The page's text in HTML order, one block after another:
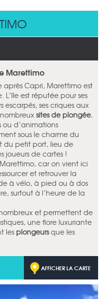
Marettimo
après Capri, Marettimo est
est réputée pour ses
escarpés, ses criques aux
sites de plongée.
ou d’animations
sous le charme du
du petit port, lieu de
joueurs de cartes !
car on vient ici
et retrouver la
à vélo, à pied ou à dos
surtout à l’heure de la
et permettent de
une flore luxuriante
les plongeursque les
AFFICHER LA CARTE